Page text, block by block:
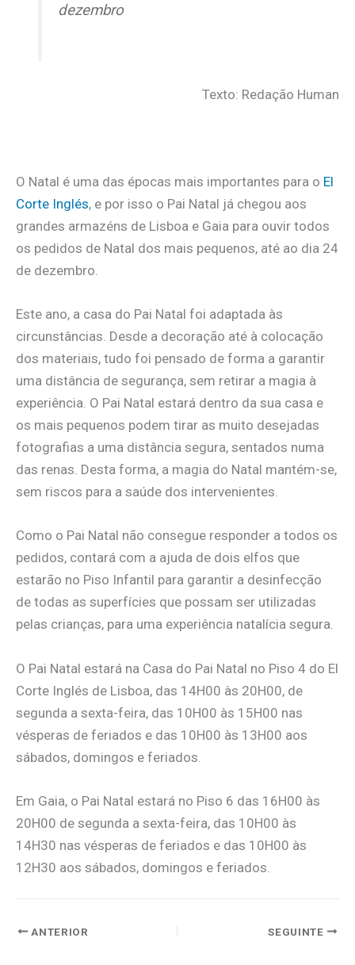
dezembro
Texto: Redação Human
O Natal é uma das épocas mais importantes para o El
Corte Inglés, e por isso o Pai Natal já chegou aos
grandes armazéns de Lisboa e Gaia para ouvir todos
os pedidos de Natal dos mais pequenos, até ao dia 24
de dezembro.
Este ano, a casa do Pai Natal foi adaptada às
circunstâncias. Desde a decoração até à colocação
dos materiais, tudo foi pensado de forma a garantir
uma distância de segurança, sem retirar a magia à
experiência. O Pai Natal estará dentro da sua casa e
os mais pequenos podem tirar as muito desejadas
fotografias a uma distância segura, sentados numa
das renas. Desta forma, a magia do Natal mantém-se,
sem riscos para a saúde dos intervenientes.
Como o Pai Natal não consegue responder a todos os
pedidos, contará com a ajuda de dois elfos que
estarão no Piso Infantil para garantir a desinfecção
de todas as superfícies que possam ser utilizadas
pelas crianças, para uma experiência natalícia segura.
O Pai Natal estará na Casa do Pai Natal no Piso 4 do El
Corte Inglés de Lisboa, das 14H00 às 20H00, de
segunda a sexta-feira, das 10H00 às 15H00 nas
vésperas de feriados e das 10H00 às 13H00 aos
sábados, domingos e feriados.
Em Gaia, o Pai Natal estará no Piso 6 das 16H00 às
20H00 de segunda a sexta-feira, das 10H00 às
14H30 nas vésperas de feriados e das 10H00 às
12H30 aos sábados, domingos e feriados.
ANTERIOR SEGUINTE